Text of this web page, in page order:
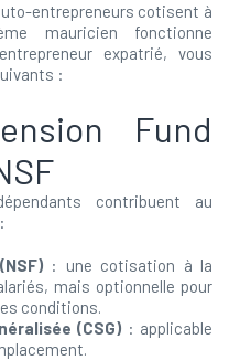
entrepreneurs cotisent à
mauricien fonctionne
expatrié, vous
:
Fund
contribuent au
: une cotisation à la
mais optionnelle pour
conditions.
(CSG) : applicable